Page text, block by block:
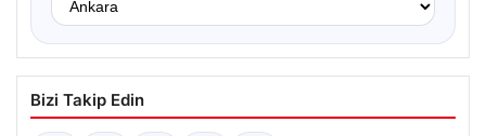
Bizi Takip Edin